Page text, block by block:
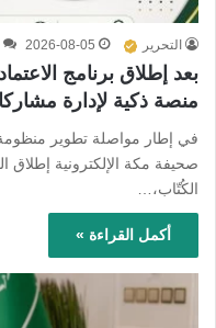
التحرير 2026-08-05
بعد إطلاق برنامج
منصة ذكية لإدارة
في إطار مواصلة تطوير منظومة
صحيفة مكة الإلكترونية
الكُتّاب،…
أكمل القراءة »